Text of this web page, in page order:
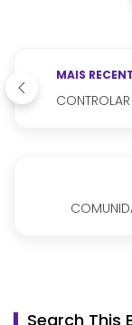
MAIS
Search This